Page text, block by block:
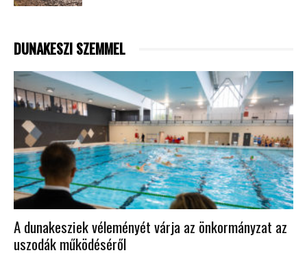
DUNAKESZI SZEMMEL
A dunakesziek véleményét várja az önkormányzat az
uszodák működéséről